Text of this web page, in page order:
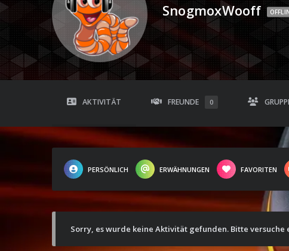
SnogmoxWooff
AKTIVITÄT FREUNDE 0
PERSÖNLICH ERWÄHNUNGEN FAVORITEN
Sorry, es wurde keine Aktivität gefunden. Bitte